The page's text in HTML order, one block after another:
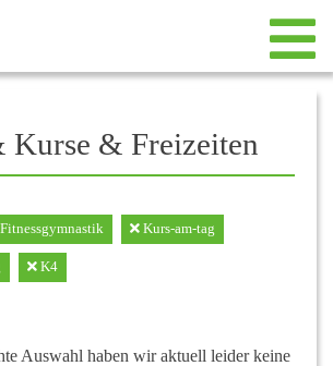
Kurse & Freizeiten
Fitnessgymnastik Kurs-am-tag
K4
Auswahl haben wir aktuell leider keine